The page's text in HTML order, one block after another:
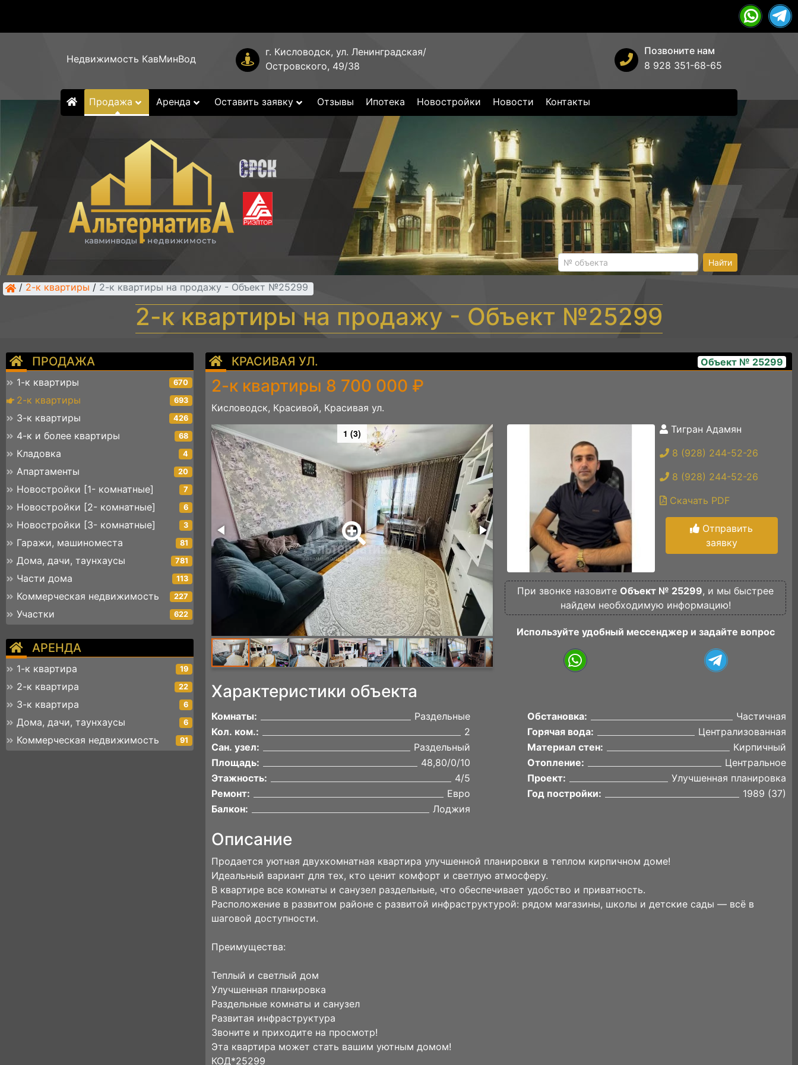
Недвижимость КавМинВод
г. Кисловодск, ул. Ленинградская/
Островского, 49/38
Позвоните нам
8 928 351-68-65
Продажа Аренда Оставить заявку Отзывы Ипотека Новостройки Новости Контакты
Найти
/ 2-к квартиры / 2-к квартиры на продажу - Объект №25299
2-к квартиры на продажу - Объект №25299
ПРОДАЖА
1-к квартиры 670
2-к квартиры 693
3-к квартиры 426
4-к и более квартиры 68
Кладовка 4
Апартаменты 20
Новостройки [1- комнатные] 7
Новостройки [2- комнатные] 6
Новостройки [3- комнатные] 3
Гаражи, машиноместа 81
Дома, дачи, таунхаусы 781
Части дома 113
Коммерческая недвижимость 227
Участки 622
АРЕНДА
1-к квартира 19
2-к квартира 22
3-к квартира 6
Дома, дачи, таунхаусы 6
Коммерческая недвижимость 91
КРАСИВАЯ УЛ. Объект № 25299
2-к квартиры 8 700 000 ₽
Кисловодск, Красивой, Красивая ул.
1 (3)
8 (7)
Тигран Адамян
8 (928) 244-52-26
8 (928) 244-52-26
Скачать PDF
Отправить
заявку
При звонке назовите Объект № 25299, и мы быстрее
найдем необходимую информацию!
Используйте удобный мессенджер и задайте вопрос
Характеристики объекта
Комнаты:
Раздельные
Кол. ком.:
2
Сан. узел:
Раздельный
Площадь:
48,80/0/10
Этажность:
4/5
Ремонт:
Евро
Балкон:
Лоджия
Обстановка:
Частичная
Горячая вода:
Централизованная
Материал стен:
Кирпичный
Отопление:
Центральное
Проект:
Улучшенная планировка
Год постройки:
1989 (37)
Описание
Продается уютная двухкомнатная квартира улучшенной планировки в теплом кирпичном доме!
Идеальный вариант для тех, кто ценит комфорт и светлую атмосферу.
В квартире все комнаты и санузел раздельные, что обеспечивает удобство и приватность.
Расположение в развитом районе с развитой инфраструктурой: рядом магазины, школы и детские сады — всё в
шаговой доступности.
Преимущества:
Теплый и светлый дом
Улучшенная планировка
Раздельные комнаты и санузел
Развитая инфраструктура
Звоните и приходите на просмотр!
Эта квартира может стать вашим уютным домом!
КОД*25299